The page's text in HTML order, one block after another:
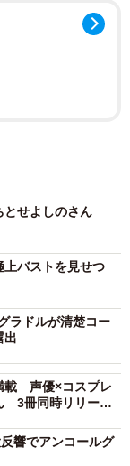
にはソロ歌手デ
）、
とせよしのさん
上バストを見せつ
ラドルが清楚コー
出
載 声優×コスプレ
3冊同時リリー
響でアンコールグ